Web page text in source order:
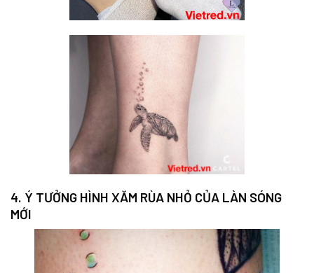
4. Ý TƯỞNG HÌNH XĂM RÙA NHỎ CỦA LÀN SÓNG
MỚI